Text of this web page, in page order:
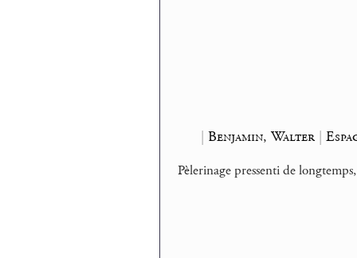
| Benjamin, Walter|
Pèlerinage pressenti de